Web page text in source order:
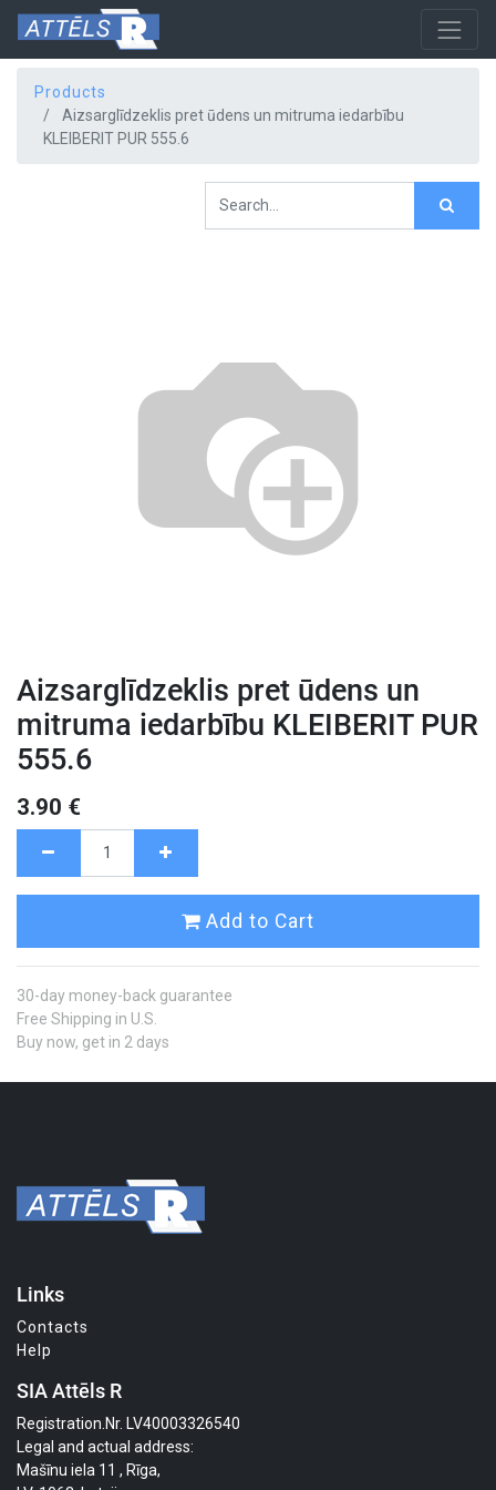
Products
Aizsarglīdzeklis pret ūdens un mitruma iedarbību
KLEIBERIT PUR 555.6
Aizsarglīdzeklis pret ūdens un
mitruma iedarbību KLEIBERIT PUR
555.6
3.90 €
Add to Cart
30-day money-back guarantee
Free Shipping in U.S.
Buy now, get in 2 days
Links
Contacts
Help
SIA Attēls R
Registration.Nr. LV40003326540
Legal and actual address:
Mašīnu iela 11 , Rīga,